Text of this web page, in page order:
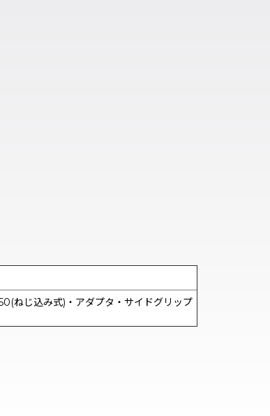
ねじ込み式)・アダプタ・サイドグリップ